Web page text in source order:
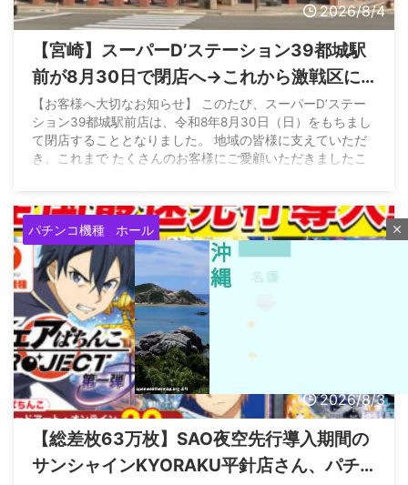
2026/8/4
【宮崎】スーパーD’ステーション39都城駅
前が8月30日で閉店へ→これから激戦区に
なるとの情報も
【お客様へ大切なお知らせ】 このたび、スーパーD’ステー
ション39都城駅前店は、令和8年8月30日（日）をもちまし
て閉店することとなりました。 地域の皆様に支えていただ
き、これまで たくさんのお客様にご愛顧いただきましたこ
(@tenchou_bb) August 3, 2026
パチンコ機種 ホール
2026/8/3
【総差枚63万枚】SAO夜空先行導入期間の
サンシャインKYORAKU平針店さん、パチ
close
M
u